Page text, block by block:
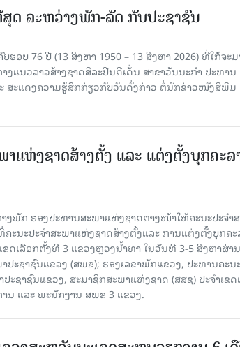
ລະຫວ່າງພັກ-ລັດ ກັບປະຊາຊົນ
ອບ 76 ປີ (13 ສິງຫາ 1950 – 13 ສິງຫາ 2026) ທີ່ໃກ້ຈະມ
ແນວລາວສ້າງຊາດສິລະປິນດີເດັ່ນ ສາຂາວັນນະກໍາ ປະທານ
ສະແດງຄວາມຮູ້ສຶກກ່ຽວກັບວັນດັ່ງກ່າວ ຕໍ່ນັກຂ່າວໜັງສືພິມ
ແຫ່ງຊາດສ້າງຕັ້ງ ແລະ ແຕ່ງຕັ້ງບຸກຄະລ
ງພັກ ຮອງປະທານສະພາແຫ່ງຊາດຕາງໜ້າໃຫ້ຄະນະປະຈໍາ
ະນະປະຈໍາສະພາແຫ່ງຊາດສ້າງຕັ້ງແລະ ການແຕ່ງຕັ້ງບຸກຄະ
ຂດເລືອກຕັ້ງທີ 3 ແຂວງຫຼວງນ້ຳທາ ໃນວັນທີ 3-5 ສິງຫາຜ່າ
ະຊາຊົນແຂວງ (ສພຂ); ຮອງເລຂາພັກແຂວງ, ປະທານຄະນ
ະຊາຊົນແຂວງ, ສະມາຊິກສະພາແຫ່ງຊາດ (ສສຊ) ປະຈໍາເຂດ
ນ ແລະ ພະນັກງານ ສພຂ 3 ແຂວງ.